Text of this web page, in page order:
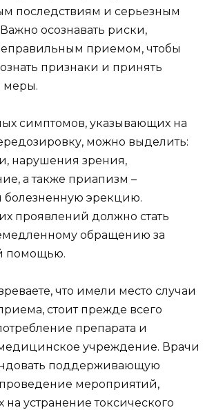
последствиям и серьезным
осознавать риски,
приемом, чтобы
признаки и принять
меры.
симптомов, указывающих на
можно выделить:
нарушения зрения,
а также приапизм –
болезненную эрекцию.
проявлений должно стать
обращению за
помощью.
что имели место случаи
стоит прежде всего
препарата и
учреждение. Врачи
поддерживающую
мероприятий,
устранение токсического